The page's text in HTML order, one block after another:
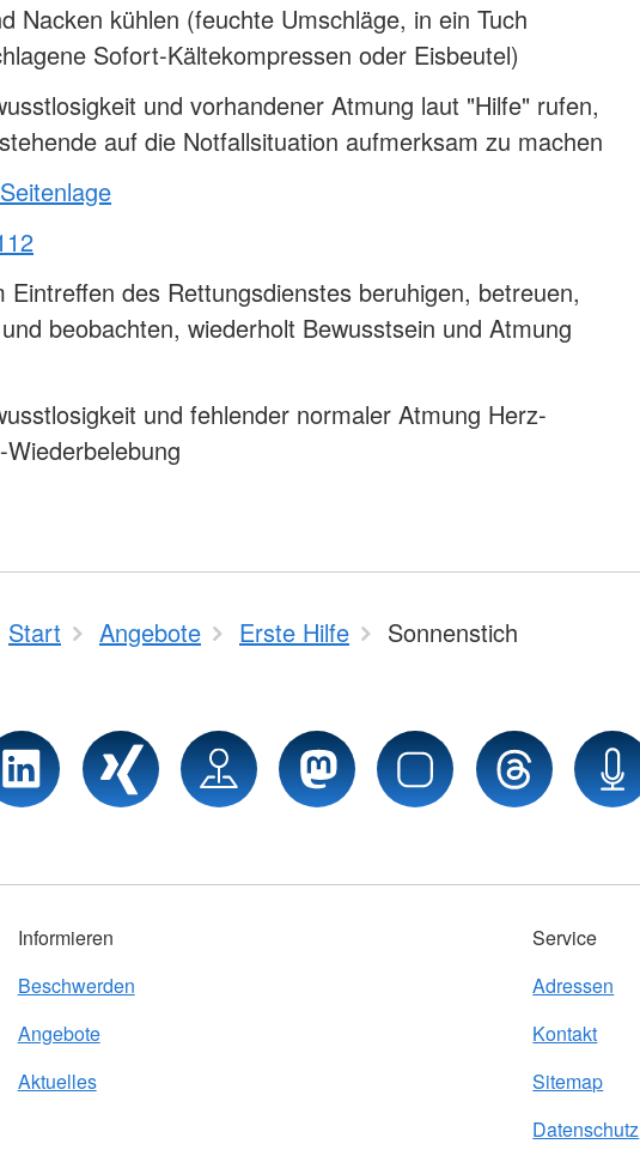
Nacken kühlen (feuchte Umschläge, in ein Tuch
Sofort-Kältekompressen oder Eisbeutel)
und vorhandener Atmung laut "Hilfe" rufen,
auf die Notfallsituation aufmerksam zu machen
Eintreffen des Rettungsdienstes beruhigen, betreuen,
beobachten, wiederholt Bewusstsein und Atmung
und fehlender normaler Atmung Herz-
Start Angebote Erste Hilfe Sonnenstich
Informieren
Beschwerden
Angebote
Aktuelles
Service
Adressen
Kontakt
Sitemap
Datenschutz